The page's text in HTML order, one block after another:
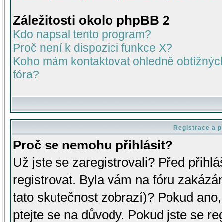
Záležitosti okolo phpBB 2
Kdo napsal tento program?
Proč není k dispozici funkce X?
Koho mám kontaktovat ohledně
fóra?
Registrace a
Proč se nemohu přihlásit?
Už jste se zaregistrovali? Před
registrovat. Byla vám na fóru
tato skutečnost zobrazí)? Pokud
ptejte se na důvody. Pokud jste se